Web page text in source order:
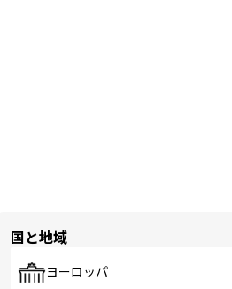
国と地域
ヨーロッパ